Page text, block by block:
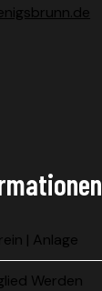
| Anlage
Werden